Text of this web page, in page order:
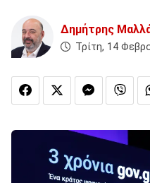
Δημήτρης
Τρίτη, 14